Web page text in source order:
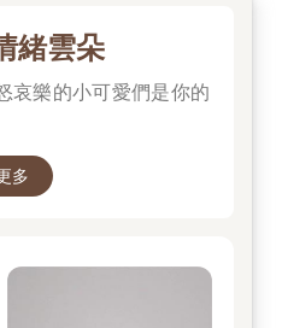
緒雲朵
哀樂的小可愛們是你的
多